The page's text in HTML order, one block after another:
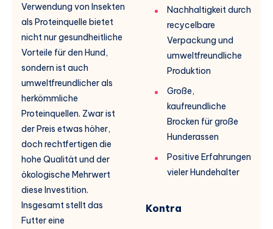
Verwendung von Insekten
als Proteinquelle bietet
nicht nur gesundheitliche
Vorteile für den Hund,
sondern ist auch
umweltfreundlicher als
herkömmliche
Proteinquellen. Zwar ist
der Preis etwas höher,
doch rechtfertigen die
hohe Qualität und der
ökologische Mehrwert
diese Investition.
Insgesamt stellt das
Futter eine
Nachhaltigkeit durch
recycelbare
Verpackung und
umweltfreundliche
Produktion
Große,
kaufreundliche
Brocken für große
Hunderassen
Positive Erfahrungen
vieler Hundehalter
Kontra